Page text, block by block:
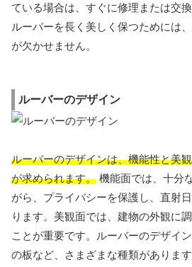
ている場合は、すぐに修理または交
ルーバーを長く美しく保つためには
が欠かせません。
ルーバーのデザイン
ルーバーのデザインは、機能性と美
が求められます。 機能面では、十分
がら、プライバシーを保護し、直射
ります。美観面では、建物の外観に
ことが重要です。ルーバーのデザイ
の板など、さまざまな種類がありま